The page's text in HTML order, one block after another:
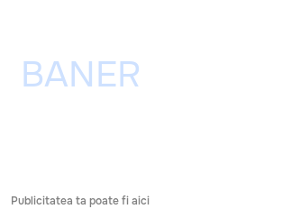
Publicitatea ta poate fi aici